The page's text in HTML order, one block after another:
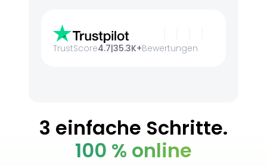
TrustScore4.7|35.3K+Bewertungen
3 einfache Schritte.
100 % online